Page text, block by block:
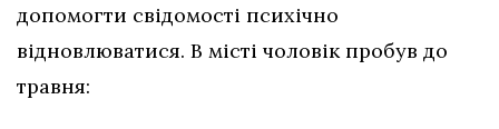
допомогти свідомості психічно
відновлюватися. В місті чоловік пробув до
травня: